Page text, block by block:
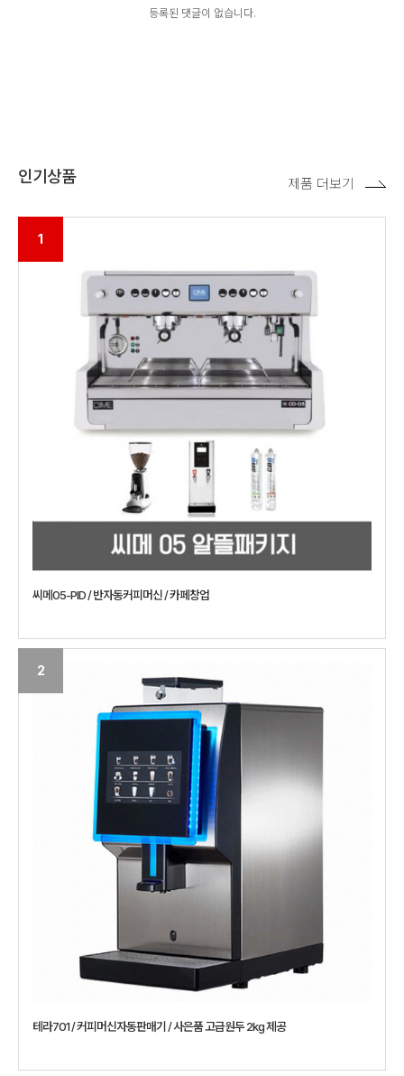
등록된 댓글이 없습니다.
인기상품
1
씨메05-PID / 반자동커피머신 / 카페창업
2
테라701 / 커피머신자동판매기 / 사은품 고급원두 2kg 제공
제품 더보기